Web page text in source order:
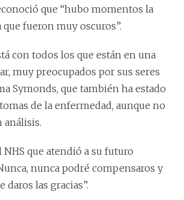
que “hubo momentos la
que fueron muy oscuros”.
con todos los que están en una
muy preocupados por sus seres
Symonds, que también ha estado
de la enfermedad, aunque no
análisis.
que atendió a su futuro
nunca podré compensaros y
daros las gracias”.